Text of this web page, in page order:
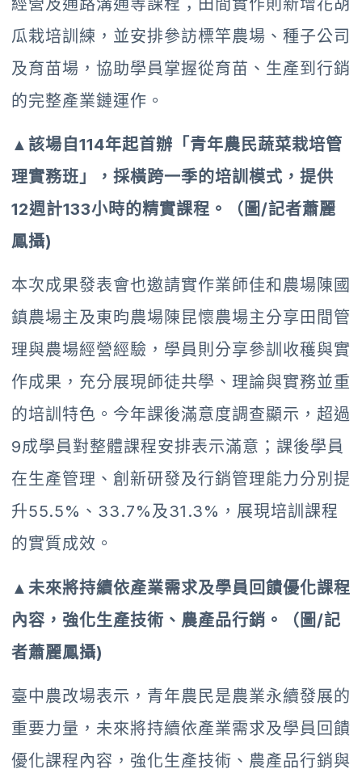
瓜栽培訓練，並安排參訪標竿農場、種子公司
及育苗場，協助學員掌握從育苗、生產到行銷
的完整產業鏈運作。
▲該場自114年起首辦「青年農民蔬菜栽培管
理實務班」，採橫跨一季的培訓模式，提供
12週計133小時的精實課程。（圖/記者蕭麗
鳳攝)
本次成果發表會也邀請實作業師佳和農場陳國
鎮農場主及東昀農場陳昆懷農場主分享田間管
理與農場經營經驗，學員則分享參訓收穫與實
作成果，充分展現師徒共學、理論與實務並重
的培訓特色。今年課後滿意度調查顯示，超過
9成學員對整體課程安排表示滿意；課後學員
在生產管理、創新研發及行銷管理能力分別提
升55.5%、33.7%及31.3%，展現培訓課程
的實質成效。
▲未來將持續依產業需求及學員回饋優化課程
內容，強化生產技術、農產品行銷。（圖/記
者蕭麗鳳攝)
臺中農改場表示，青年農民是農業永續發展的
重要力量，未來將持續依產業需求及學員回饋
優化課程內容，強化生產技術、農產品行銷與